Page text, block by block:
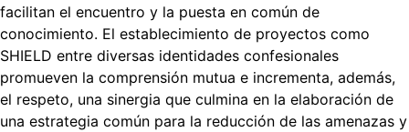
facilitan el encuentro y la puesta en común de
conocimiento. El establecimiento de proyectos como
SHIELD entre diversas identidades confesionales
promueven la comprensión mutua e incrementa, además,
el respeto, una sinergia que culmina en la elaboración de
una estrategia común para la reducción de las amenazas y